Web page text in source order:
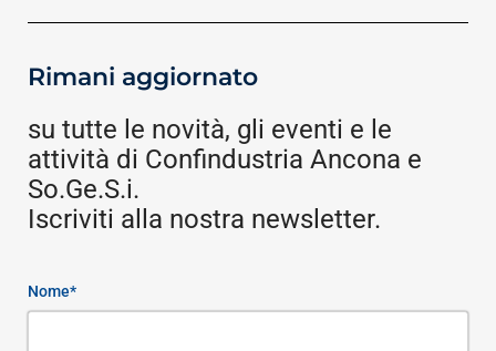
Rimani aggiornato
su tutte le novità, gli eventi e le
attività di Confindustria Ancona e
So.Ge.S.i.
Iscriviti alla nostra newsletter.
Nome*